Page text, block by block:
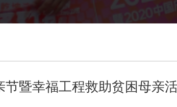
暨幸福工程救助贫困母亲